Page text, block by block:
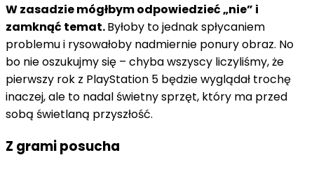
W zasadzie mógłbym odpowiedzieć „nie” i
zamknąć temat.Byłoby to jednak spłycaniem
problemu i rysowałoby nadmiernie ponury obraz. No
bo nie oszukujmy się – chyba wszyscy liczyliśmy, że
pierwszy rok z PlayStation 5 będzie wyglądał trochę
inaczej, ale to nadal świetny sprzęt, który ma przed
sobą świetlaną przyszłość.
Z grami posucha